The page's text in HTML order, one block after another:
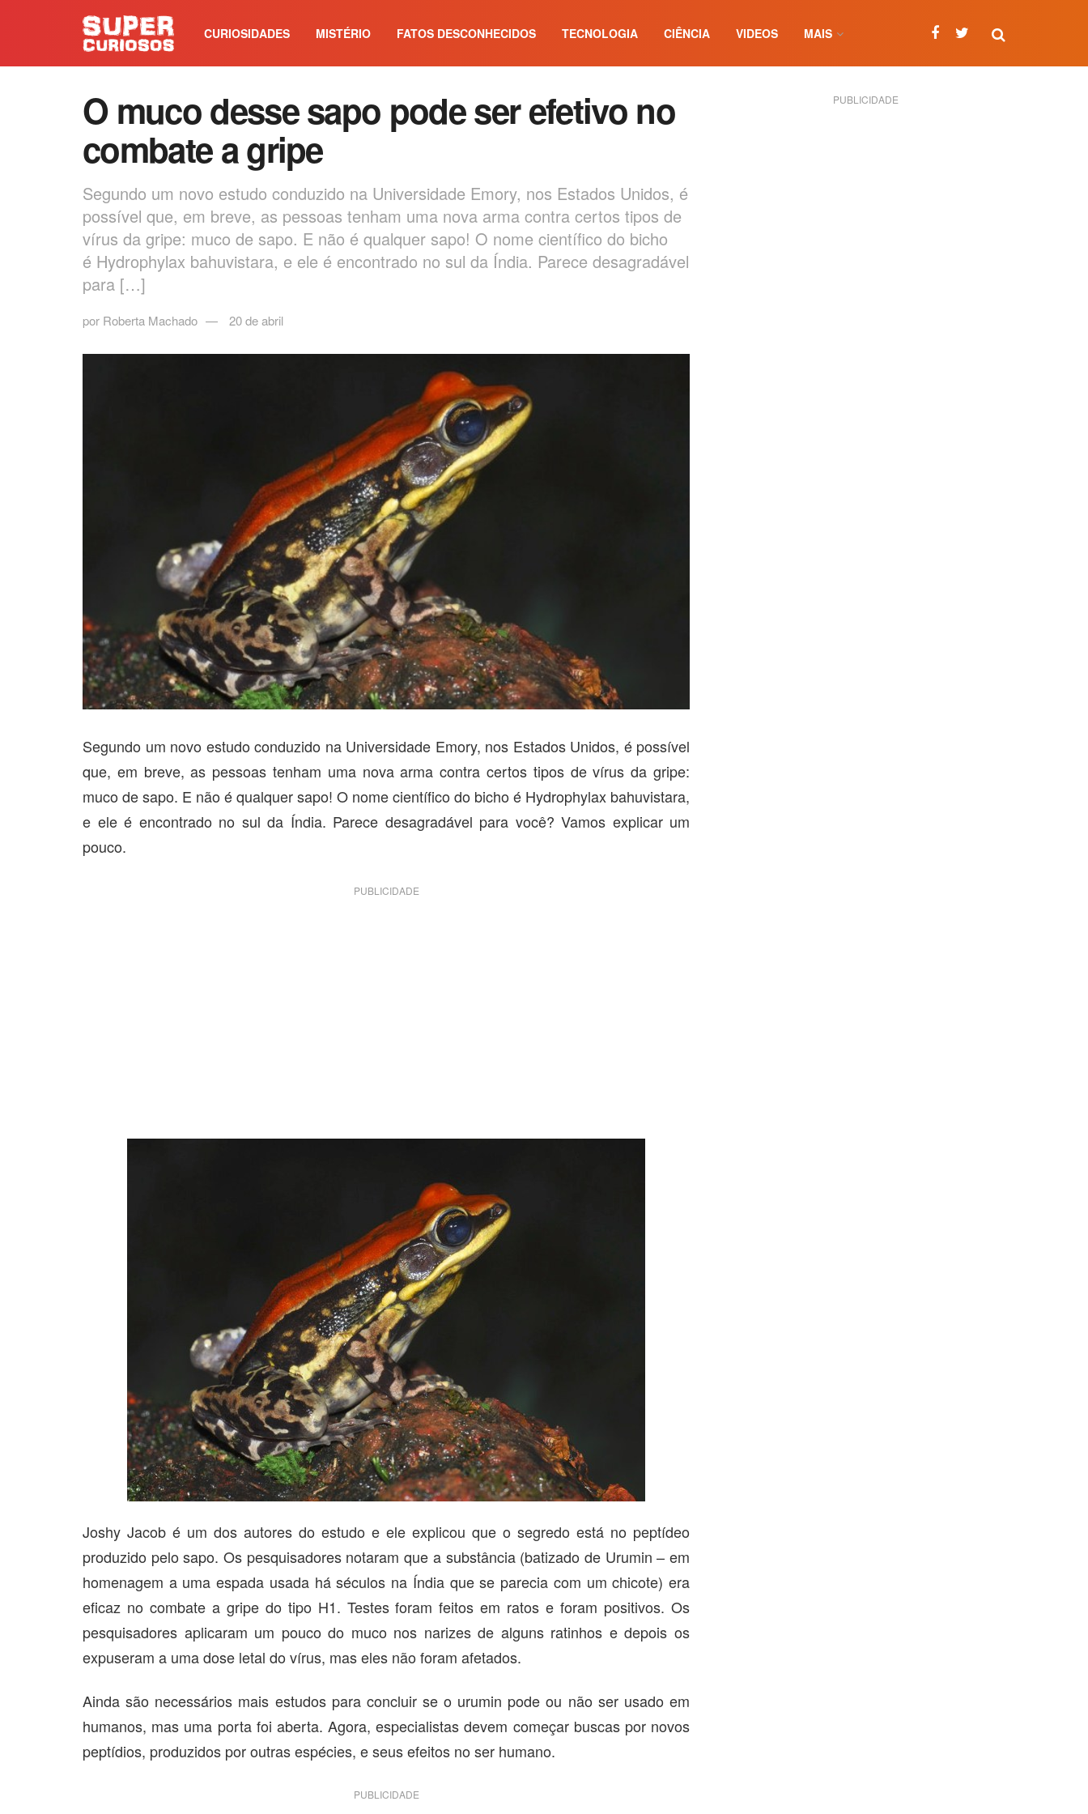
CURIOSIDADES MISTÉRIO FATOS DESCONHECIDOS TECNOLOGIA CIÊNCIA VIDEOS MAIS
O muco desse sapo pode ser efetivo no
combate a gripe
Segundo um novo estudo conduzido na Universidade Emory, nos Estados Unidos, é
possível que, em breve, as pessoas tenham uma nova arma contra certos tipos de
vírus da gripe: muco de sapo. E não é qualquer sapo! O nome científico do bicho
é Hydrophylax bahuvistara, e ele é encontrado no sul da Índia. Parece desagradável
para […]
por Roberta Machado 20 de abril
Segundo um novo estudo conduzido na Universidade Emory, nos Estados Unidos, é possível
que, em breve, as pessoas tenham uma nova arma contra certos tipos de vírus da gripe:
muco de sapo. E não é qualquer sapo! O nome científico do bicho é Hydrophylax bahuvistara,
e ele é encontrado no sul da Índia. Parece desagradável para você? Vamos explicar um
pouco.
PUBLICIDADE
Joshy Jacob é um dos autores do estudo e ele explicou que o segredo está no peptídeo
produzido pelo sapo. Os pesquisadores notaram que a substância (batizado de Urumin – em
homenagem a uma espada usada há séculos na Índia que se parecia com um chicote) era
eficaz no combate a gripe do tipo H1. Testes foram feitos em ratos e foram positivos. Os
pesquisadores aplicaram um pouco do muco nos narizes de alguns ratinhos e depois os
expuseram a uma dose letal do vírus, mas eles não foram afetados.
Ainda são necessários mais estudos para concluir se o urumin pode ou não ser usado em
humanos, mas uma porta foi aberta. Agora, especialistas devem começar buscas por novos
peptídios, produzidos por outras espécies, e seus efeitos no ser humano.
PUBLICIDADE
PUBLICIDADE